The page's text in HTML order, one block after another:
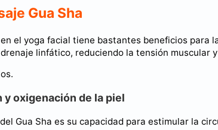
Gua Sha
el yoga facial tiene bastantes beneficios para
linfático, reduciendo la tensión muscular
y oxigenación de la piel
Gua Sha es su capacidad para estimular la